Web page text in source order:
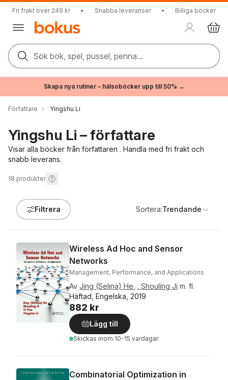
Fri frakt över 249 kr • Snabba leveranser • Billiga böcker
Sök bok, spel, pussel, penna...
Skapa nya rutiner – hälsoböcker upp till 50% →
Författare Yingshu Li
Yingshu Li – författare
Visar alla böcker från författaren . Handla med fri frakt och
snabb leverans.
18 produkter
Filtrera Sortera:Trendande
Wireless Ad Hoc and Sensor
Networks
Management, Performance, and Applications
Av Jing (Selina) He . Shouling Ji m. fl.
Häftad, Engelska, 2019
882 kr
Lägg till
Skickas inom 10-15 vardagar
Combinatorial Optimization in